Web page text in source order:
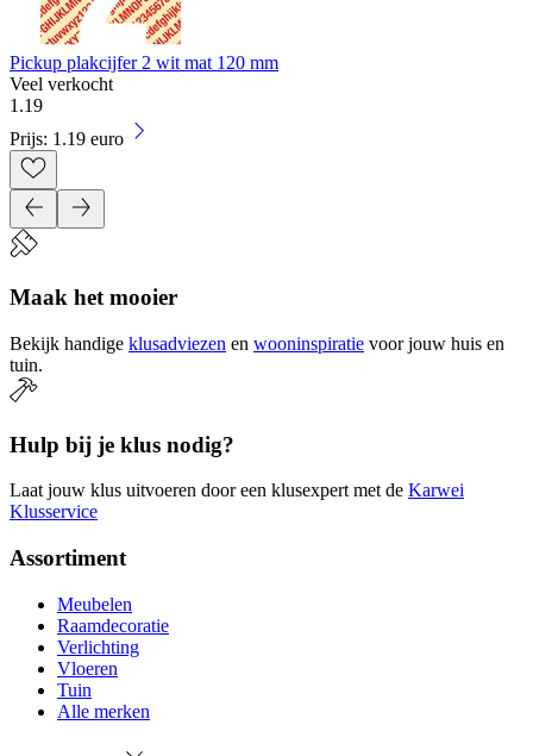
Pickup plakcijfer 2 wit mat 120 mm
Veel verkocht
1 .19
Prijs: 1.19 euro
Maak het mooier
Bekijk handige klusadviezen en wooninspiratie voor jouw huis en
tuin.
Hulp bij je klus nodig?
Laat jouw klus uitvoeren door een klusexpert met de Karwei
Klusservice
Assortiment
Meubelen
Raamdecoratie
Verlichting
Vloeren
Tuin
Alle merken